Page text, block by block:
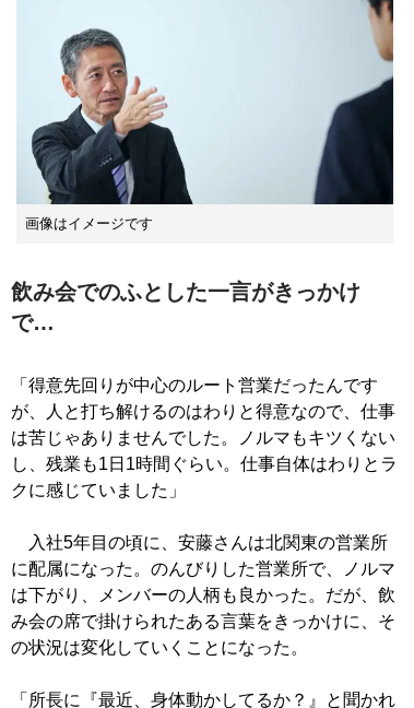
画像はイメージです
飲み会でのふとした一言がきっかけ
で…
「得意先回りが中心のルート営業だったんです
が、人と打ち解けるのはわりと得意なので、仕事
は苦じゃありませんでした。ノルマもキツくない
し、残業も1日1時間ぐらい。仕事自体はわりとラ
クに感じていました」
入社5年目の頃に、安藤さんは北関東の営業所
に配属になった。のんびりした営業所で、ノルマ
は下がり、メンバーの人柄も良かった。だが、飲
み会の席で掛けられたある言葉をきっかけに、そ
の状況は変化していくことになった。
「所長に『最近、身体動かしてるか？』と聞かれ